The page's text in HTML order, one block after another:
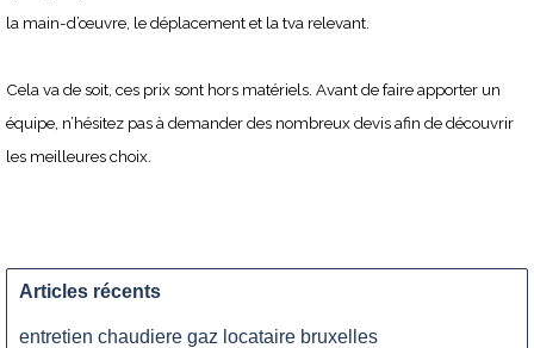
la main-d’œuvre, le déplacement et la tva relevant.
Cela va de soit, ces prix sont hors matériels. Avant de faire apporter un
équipe, n’hésitez pas à demander des nombreux devis afin de découvrir
les meilleures choix.
Articles récents
entretien chaudiere gaz locataire bruxelles